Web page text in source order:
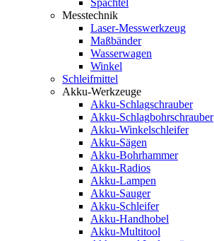
Spachtel
Messtechnik
Laser-Messwerkzeug
Maßbänder
Wasserwagen
Winkel
Schleifmittel
Akku-Werkzeuge
Akku-Schlagschrauber
Akku-Schlagbohrschrauber
Akku-Winkelschleifer
Akku-Sägen
Akku-Bohrhammer
Akku-Radios
Akku-Lampen
Akku-Sauger
Akku-Schleifer
Akku-Handhobel
Akku-Multitool